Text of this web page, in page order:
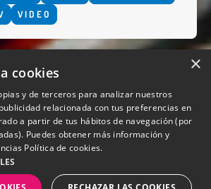
VIDEO
QUIENES SOMOS
×
cookies
y de terceros para analizar nuestros
relacionada con tus preferencias en
a partir de tus hábitos de navegación (por
Puedes obtener más información y
Política de cookies.